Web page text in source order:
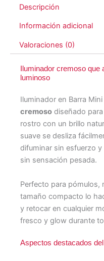
Descripción
Información adicional
Valoraciones (0)
Iluminador cremoso
luminoso
Iluminador en Barra
cremoso diseñado
rostro con un brillo
suave se desliza
difuminar sin esfuerzo
sin sensación pesada.
Perfecto para pómulos,
tamaño compacto lo
y retocar en cualquier
fresco y glow durante
Aspectos destacados